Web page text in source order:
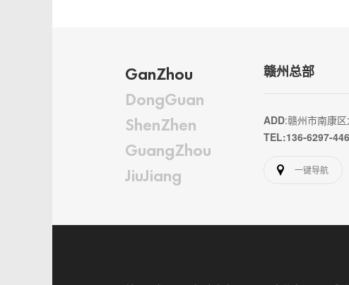
GanZhou
DongGuan
ShenZhen
GuangZhou
JiuJiang
赣州总部
ADD:赣州市南康
TEL:136-6297-
一键导航